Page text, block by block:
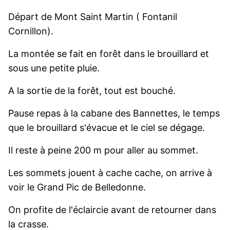
Départ de Mont Saint Martin ( Fontanil
Cornillon).
La montée se fait en forêt dans le brouillard et
sous une petite pluie.
A la sortie de la forêt, tout est bouché.
Pause repas à la cabane des Bannettes, le temps
que le brouillard s'évacue et le ciel se dégage.
Il reste à peine 200 m pour aller au sommet.
Les sommets jouent à cache cache, on arrive à
voir le Grand Pic de Belledonne.
On profite de l'éclaircie avant de retourner dans
la crasse.